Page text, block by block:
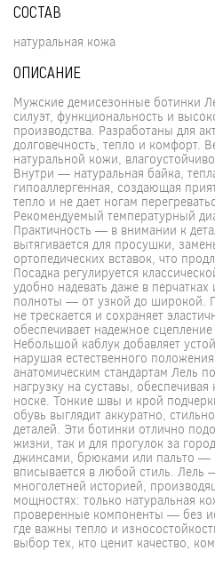
СОСТАВ
натуральная кожа
ОПИСАНИЕ
Мужские демисезонные ботинки
силуэт, функциональность и
производства. Разработаны для
долговечность, тепло и комфорт.
натуральной кожи,
Внутри — натуральная байка,
гипоаллергенная, создающая
тепло и не дает ногам
Рекомендуемый температурный
Практичность — в внимании к
вытягивается для просушки,
ортопедических вставок, что
Посадка регулируется
удобно надевать даже в
полноты — от узкой до широкой.
не трескается и сохраняет
обеспечивает надежное
Небольшой каблук добавляет
нарушая естественного
анатомическим стандартам Лель
нагрузку на суставы,
носке. Тонкие швы и крой
обувь выглядит аккуратно,
деталей. Эти ботинки отлично
жизни, так и для прогулок за
джинсами, брюками или пальто —
вписывается в любой стиль. Лель
многолетней историей,
мощностях: только натуральная
проверенные компоненты — без
где важны тепло и
выбор тех, кто ценит качество,